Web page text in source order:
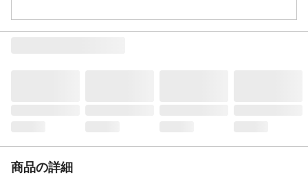
商品の詳細